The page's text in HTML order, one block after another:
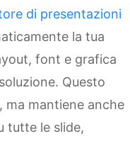
di presentazioni
la tua
font e grafica
Questo
ma mantiene anche
tutte le slide,